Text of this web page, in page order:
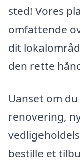
sted! Vores
omfattende
dit
den rette
Uanset om
renovering,
bestille et